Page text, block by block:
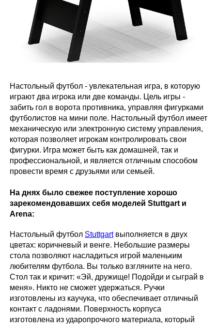
Настольный футбол - увлекательная игра, в которую
играют два игрока или две команды. Цель игры -
забить гол в ворота противника, управляя фигурками
футболистов на мини поле. Настольный футбол имеет
механическую или электронную систему управления,
которая позволяет игрокам контролировать свои
фигурки. Игра может быть как домашней, так и
профессиональной, и является отличным способом
провести время с друзьями или семьей.
На днях было свежее поступление хорошо
зарекомендовавших себя моделей Stuttgart и
Arena:
Настольный футбол Stuttgartвыполняется в двух
цветах: коричневый и венге. Небольшие размеры
стола позволяют насладиться игрой маленьким
любителям футбола. Вы только взгляните на него.
Стол так и кричит: «Эй, дружище! Подойди и сыграй в
меня». Никто не сможет удержаться. Ручки
изготовлены из каучука, что обеспечивает отличный
контакт с ладонями. Поверхность корпуса
изготовлена из ударопрочного материала, который